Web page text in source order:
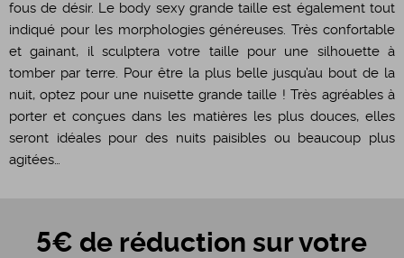
fous de désir. Le body sexy grande taille est également tout
indiqué pour les morphologies généreuses. Très confortable
et gainant, il sculptera votre taille pour une silhouette à
tomber par terre. Pour être la plus belle jusqu’au bout de la
nuit, optez pour une nuisette grande taille ! Très agréables à
porter et conçues dans les matières les plus douces, elles
seront idéales pour des nuits paisibles ou beaucoup plus
agitées…
5€ de réduction sur votre